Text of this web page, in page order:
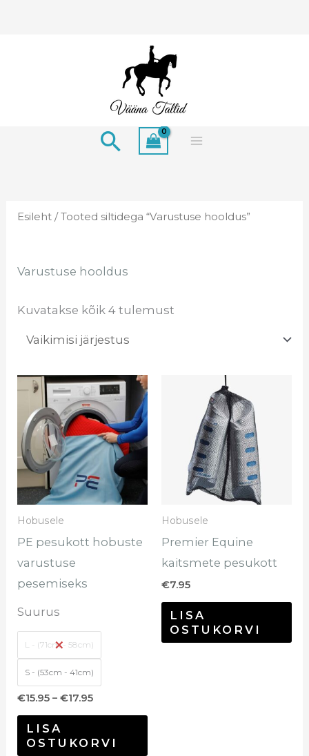
Search
Esileht / Tooted siltidega “Varustuse hooldus”
Varustuse hooldus
Kuvatakse kõik 4 tulemust
Hobusele
PE pesukott hobuste
varustuse
pesemiseks
Suurus
L - (71cm - 58cm)
S - (53cm - 41cm)
€15.95 – €17.95
Hinnavahemik:
€15.95
kuni
€17.95
LISA
OSTUKORVI
Sellel
on
mitu
varianti.
Valikuid
saab
tootelehel.
Hobusele
Premier Equine
kaitsmete pesukott
€7.95
LISA
OSTUKORVI